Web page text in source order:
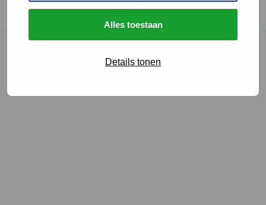
Alles toestaan
Details tonen